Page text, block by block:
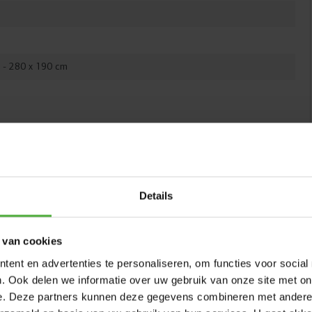
Details
van cookies
en advertenties te personaliseren, om functies voor social
Ook delen we informatie over uw gebruik van onze site met
Deze partners kunnen deze gegevens combineren met
COMFORT SIKKERHEDSNET
bløde materiale absorberer eventuelle stød, så børn ikke
kommer til skade, hvis de rammer en stolpe under hop. På
280 x 190 cm